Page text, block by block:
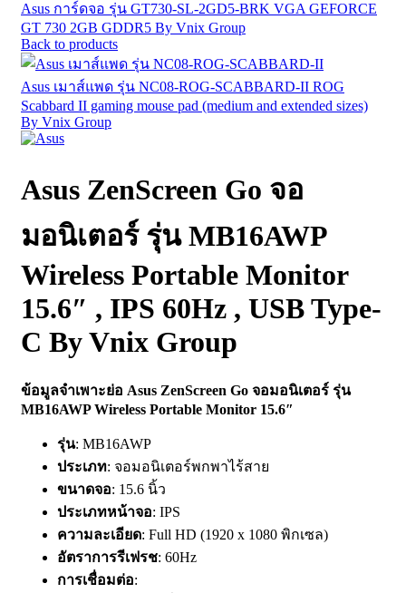
Asus การ์ดจอ รุ่น GT730-SL-2GD5-BRK VGA GEFORCE
GT 730 2GB GDDR5 By Vnix Group
Back to products
Asus เมาส์แพด รุ่น NC08-ROG-SCABBARD-II ROG
Scabbard II gaming mouse pad (medium and extended sizes)
By Vnix Group
Asus ZenScreen Go จอ
มอนิเตอร์ รุ่น MB16AWP
Wireless Portable Monitor
15.6″ , IPS 60Hz , USB Type-
C By Vnix Group
ข้อมูลจำเพาะย่อ Asus ZenScreen Go จอมอนิเตอร์ รุ่น
MB16AWP Wireless Portable Monitor 15.6″
รุ่น: MB16AWP
ประเภท: จอมอนิเตอร์พกพาไร้สาย
ขนาดจอ: 15.6 นิ้ว
ประเภทหน้าจอ: IPS
ความละเอียด: Full HD (1920 x 1080 พิกเซล)
อัตราการรีเฟรช: 60Hz
การเชื่อมต่อ: